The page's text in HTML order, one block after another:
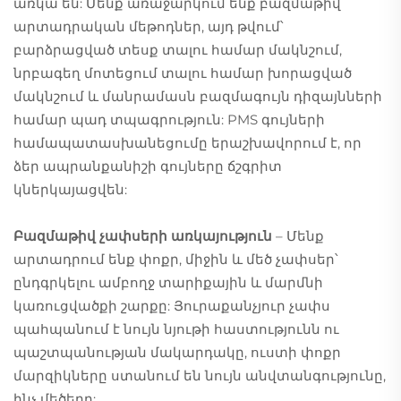
արտադրական մեթոդներ, այդ թվում՝
բարձրացված տեսք տալու համար մակնշում,
նրբագեղ մոտեցում տալու համար խորացված
մակնշում և մանրամասն բազմագույն դիզայնների
համար պադ տպագրություն: PMS գույների
համապատասխանեցումը երաշխավորում է, որ
ձեր ապրանքանիշի գույները ճշգրիտ
կներկայացվեն:
Բազմաթիվ չափսերի առկայություն – Մենք
արտադրում ենք փոքր, միջին և մեծ չափսեր՝
ընդգրկելու ամբողջ տարիքային և մարմնի
կառուցվածքի շարքը: Յուրաքանչյուր չափս
պահպանում է նույն նյութի հաստությունն ու
պաշտպանության մակարդակը, ուստի փոքր
մարզիկները ստանում են նույն անվտանգությունը,